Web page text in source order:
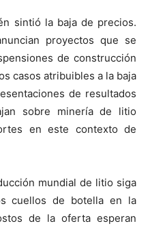
sintió la baja de precios.
proyectos que se
de construcción
casos atribuibles a la baja
de resultados
sobre minería de litio
en este contexto de
mundial de litio siga
cuellos de botella en la
de la oferta esperan